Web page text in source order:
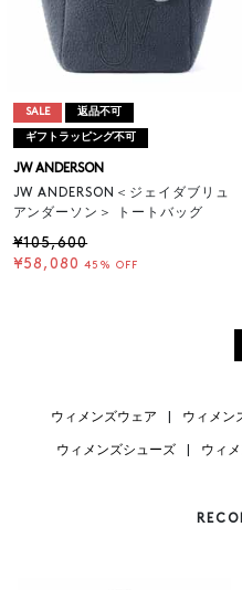
SALE 返品不可
ギフトラッピング不可
JW ANDERSON
JW ANDERSON＜ジェイダブリュ
アンダーソン＞ トートバッグ
¥105,600
¥58,080 45% OFF
ウィメンズウェア ウィメン
ウィメンズシューズ ウィ